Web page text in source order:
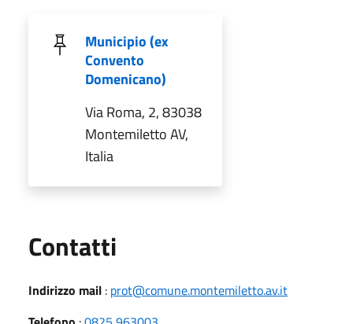
Municipio (ex
Convento
Domenicano)
Via Roma, 2, 83038
Montemiletto AV,
Italia
Contatti
Indirizzo mail : prot@comune.montemiletto.av.it